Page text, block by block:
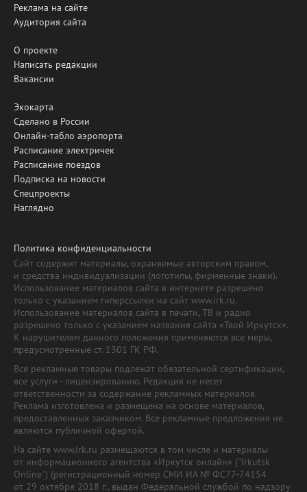
Реклама на сайте
Аудитория сайта
О проекте
Написать редакции
Вакансии
Экокарта
Сделано в России
Онлайн-табло аэропорта
Расписание электричек
Расписание поездов
Подписка на новости
Спецпроекты
Наглядно
Политика конфиденциальности
Сайт содержит материалы, охраняемые авторским правом,
и средства индивидуализации (логотипы, фирменные знаки).
Использование материалов сайта в интернете разрешено
только с указанием гиперссылки на сайт www.irk.ru.
Использование материалов сайта в печати, ТВ и радио
разрешено только с указанием названия сайта «Твой Иркутск».
К нарушителям данного положения применяются все меры,
предусмотренные ст. 1301 ГК РФ.
Все рекламные товары подлежат обязательной сертификации,
все услуги - лицензированию. Редакция не несет
ответственности за содержание рекламных материалов.
Реклама изготовлена и размещена на основе материалов,
предоставленных заказчиком. Все рекламные предложения не
являются публичной офертой.
На сайте www.irk.ru размещаются в том числе и материалы
от информационного агентства «Иркутск онлайн» ("Irkutsk
Online") (регистрационный номер СМИ ИА № ФС77-74154
от 29 октября 2018 г., выдан Федеральной службой по надзору